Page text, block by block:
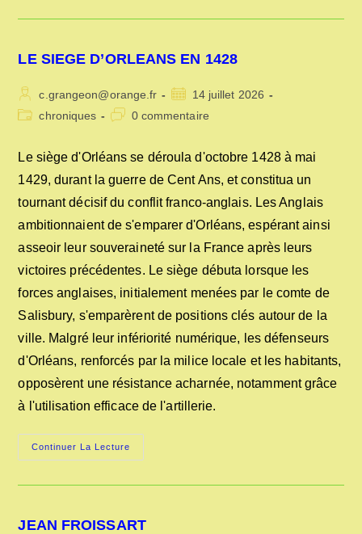
LE SIEGE D’ORLEANS EN 1428
Auteur/autrice
de
c.grangeon@orange.fr
Publication
publiée :
14 juillet 2026
Postchroniques
Commentaires
publication :
0 commentaire
Le siège d'Orléans se déroula d'octobre 1428 à mai
1429, durant la guerre de Cent Ans, et constitua un
tournant décisif du conflit franco-anglais. Les Anglais
ambitionnaient de s'emparer d'Orléans, espérant ainsi
asseoir leur souveraineté sur la France après leurs
victoires précédentes. Le siège débuta lorsque les
forces anglaises, initialement menées par le comte de
Salisbury, s'emparèrent de positions clés autour de la
ville. Malgré leur infériorité numérique, les défenseurs
d'Orléans, renforcés par la milice locale et les habitants,
opposèrent une résistance acharnée, notamment grâce
à l'utilisation efficace de l'artillerie.
Continuer La Lecture
SIEGE
JEAN FROISSART